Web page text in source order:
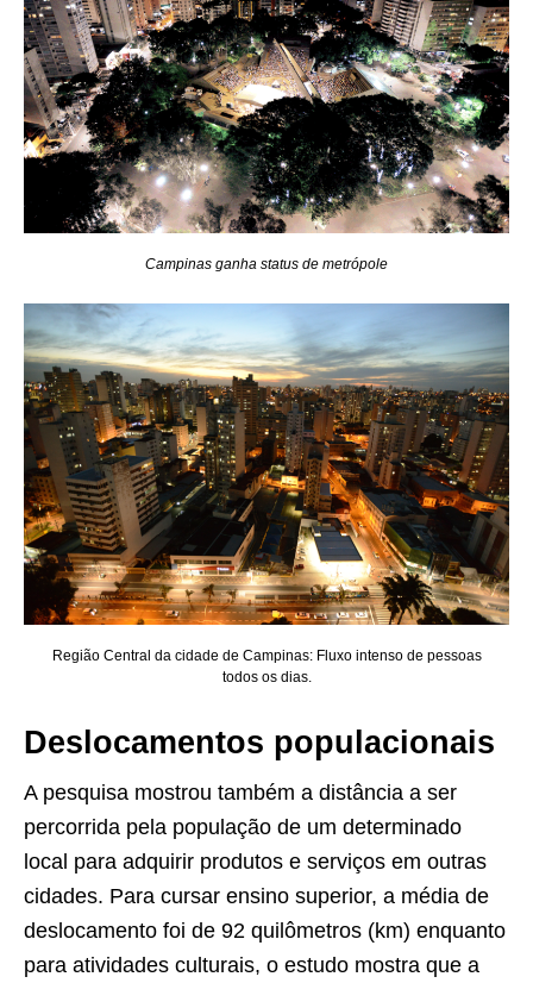
Campinas ganha status de metrópole
Região Central da cidade de Campinas: Fluxo intenso de pessoas
todos os dias.
Deslocamentos populacionais
A pesquisa mostrou também a distância a ser
percorrida pela população de um determinado
local para adquirir produtos e serviços em outras
cidades. Para cursar ensino superior, a média de
deslocamento foi de 92 quilômetros (km) enquanto
para atividades culturais, o estudo mostra que a